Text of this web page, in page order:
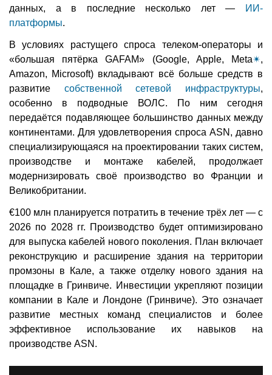
данных, а в последние несколько лет —
ИИ-
платформы.
В условиях растущего спроса телеком-операторы и
«большая пятёрка GAFAM» (Google, Apple, Meta✴,
Amazon, Microsoft) вкладывают всё больше средств в
развитие собственной сетевой инфраструктуры,
особенно в подводные ВОЛС. По ним сегодня
передаётся подавляющее большинство данных между
континентами. Для удовлетворения спроса ASN, давно
специализирующаяся на проектировании таких систем,
производстве и монтаже кабелей, продолжает
модернизировать своё производство во Франции и
Великобритании.
€100 млн планируется потратить в течение трёх лет — с
2026 по 2028 гг. Производство будет оптимизировано
для выпуска кабелей нового поколения. План включает
реконструкцию и расширение здания на территории
промзоны в Кале, а также отделку нового здания на
площадке в Гринвиче. Инвестиции укрепляют позиции
компании в Кале и Лондоне (Гринвиче). Это означает
развитие местных команд специалистов и более
эффективное использование их навыков на
производстве ASN.